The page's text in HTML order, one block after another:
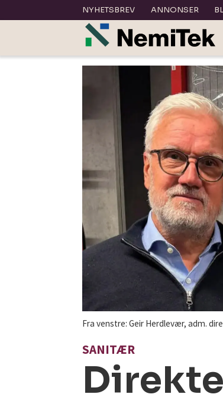
NYHETSBREV ANNONSER
Fra venstre: Geir Herdlevær, adm.
SANITÆR